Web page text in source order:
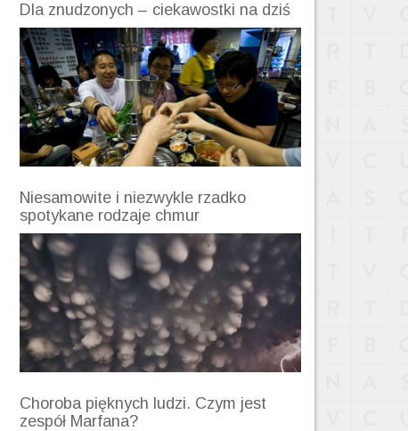
Dla znudzonych – ciekawostki na dziś
Niesamowite i niezwykle rzadko
spotykane rodzaje chmur
Choroba pięknych ludzi. Czym jest
zespół Marfana?